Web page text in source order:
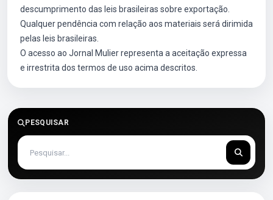
descumprimento das leis brasileiras sobre exportação.
Qualquer pendência com relação aos materiais será dirimida
pelas leis brasileiras.
O acesso ao Jornal Mulier representa a aceitação expressa
e irrestrita dos termos de uso acima descritos.
PESQUISAR